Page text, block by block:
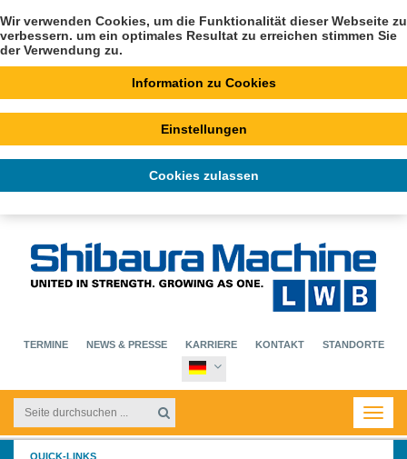
Wir verwenden Cookies, um die Funktionalität dieser Webseite zu
verbessern. um ein optimales Resultat zu erreichen stimmen Sie
der Verwendung zu.
Information zu Cookies
Einstellungen
Cookies zulassen
TERMINE NEWS & PRESSE KARRIERE KONTAKT STANDORTE
QUICK-LINKS